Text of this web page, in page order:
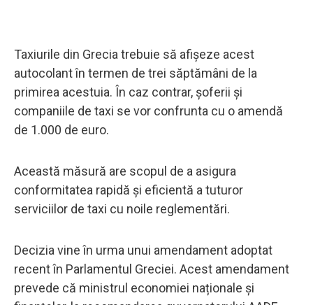
Taxiurile din Grecia trebuie să afișeze acest
autocolant în termen de trei săptămâni de la
primirea acestuia. În caz contrar, șoferii și
companiile de taxi se vor confrunta cu o amendă
de 1.000 de euro.
Această măsură are scopul de a asigura
conformitatea rapidă și eficientă a tuturor
serviciilor de taxi cu noile reglementări.
Decizia vine în urma unui amendament adoptat
recent în Parlamentul Greciei. Acest amendament
prevede că ministrul economiei naționale și